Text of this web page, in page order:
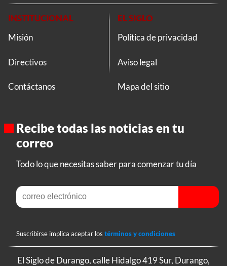
INSTITUCIONAL
Misión
Directivos
Contáctanos
EL SIGLO
Política de privacidad
Aviso legal
Mapa del sitio
Recibe todas las noticias en tu
correo
Todo lo que necesitas saber para comenzar tu día
Suscribirse implica aceptar los términos y condiciones
El Siglo de Durango, calle Hidalgo 419 Sur, Durango,